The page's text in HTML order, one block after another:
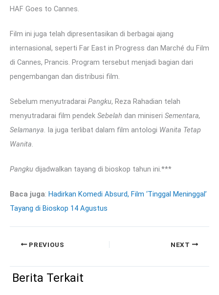
HAF Goes to Cannes.
Film ini juga telah dipresentasikan di berbagai ajang
internasional, seperti Far East in Progress dan Marché du Film
di Cannes, Prancis. Program tersebut menjadi bagian dari
pengembangan dan distribusi film.
Sebelum menyutradarai Pangku, Reza Rahadian telah
menyutradarai film pendek Sebelah dan miniseri Sementara,
Selamanya. Ia juga terlibat dalam film antologi Wanita Tetap
Wanita.
Pangku dijadwalkan tayang di bioskop tahun ini.***
Baca juga: Hadirkan Komedi Absurd, Film ‘Tinggal Meninggal’
Tayang di Bioskop 14 Agustus
PREVIOUS NEXT
Berita Terkait